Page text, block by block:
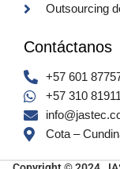
Outsourcing
Contáctanos
+57 601
+57 310
Cota –